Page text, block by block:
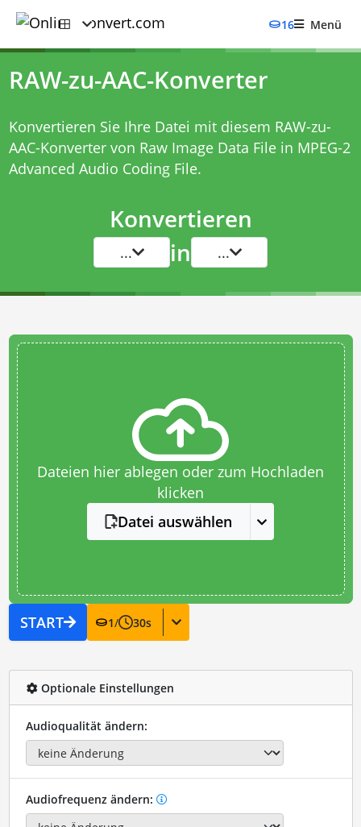
16 Menü
RAW-zu-AAC-Konverter
Konvertieren Sie Ihre Datei mit diesem RAW-zu-
AAC-Konvertervon Raw Image Data File in MPEG-2
Advanced Audio Coding File.
Konvertieren
... in ...
Dateien hier ablegen oder zum Hochladen
klicken
Datei auswählen
START 1/ 30s
Optionale Einstellungen
Audioqualität ändern:
Audiofrequenz ändern: